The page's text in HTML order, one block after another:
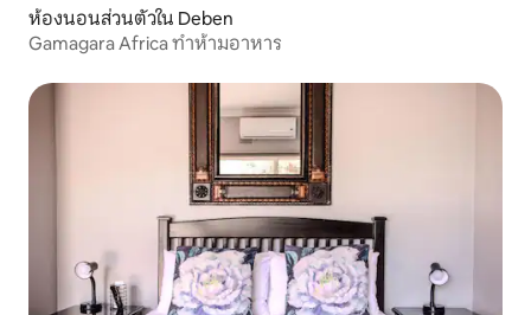
ห้องนอนส่วนตัวใน Deben
Gamagara Africa ทำห้ามอาหาร